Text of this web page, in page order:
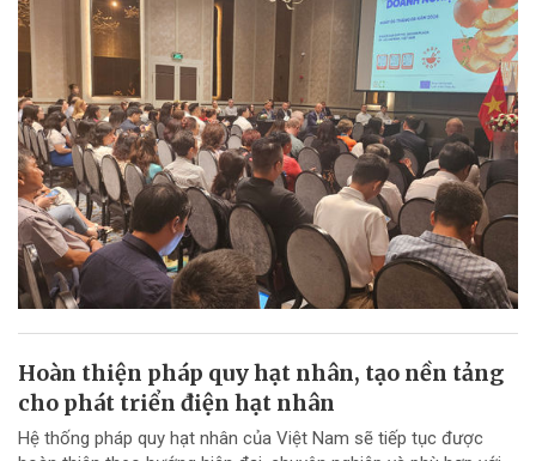
Hoàn thiện pháp quy hạt nhân, tạo nền tảng
cho phát triển điện hạt nhân
Hệ thống pháp quy hạt nhân của Việt Nam sẽ tiếp tục được